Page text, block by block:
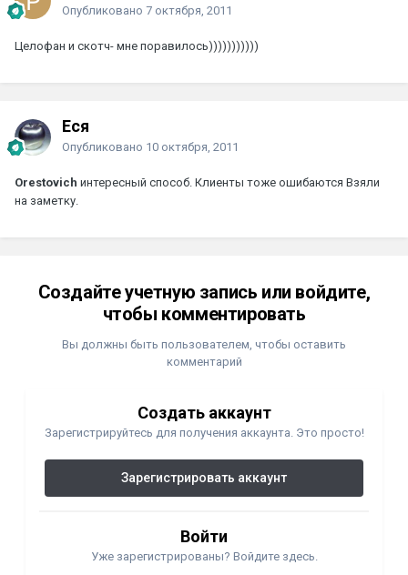
Опубликовано 7 октября, 2011
Целофан и скотч- мне поравилось)))))))))))
Еся
Опубликовано 10 октября, 2011
Orestovich интересный способ. Клиенты тоже ошибаются Взяли
на заметку.
Создайте учетную запись или войдите,
чтобы комментировать
Вы должны быть пользователем, чтобы оставить
комментарий
Создать аккаунт
Зарегистрируйтесь для получения аккаунта. Это просто!
Зарегистрировать аккаунт
Войти
Уже зарегистрированы? Войдите здесь.